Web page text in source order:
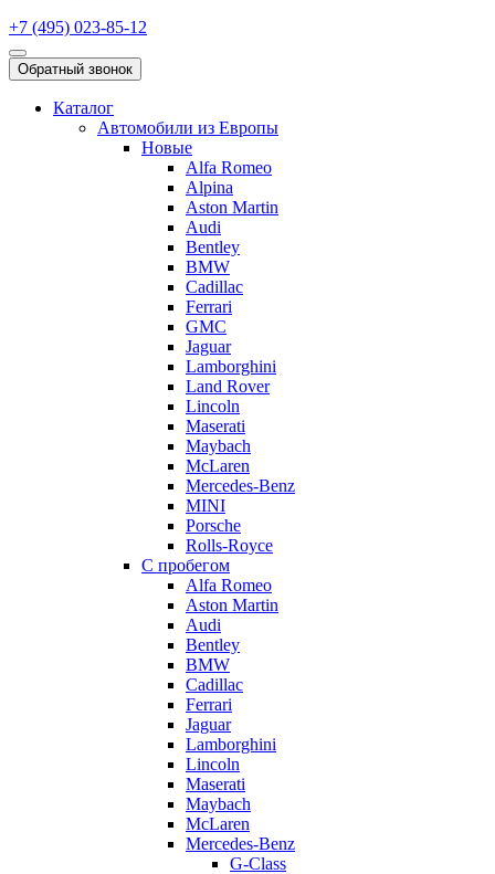
+7 (495) 023-85-12
Обратный звонок
Каталог
Автомобили из Европы
Новые
Alfa Romeo
Alpina
Aston Martin
Audi
Bentley
BMW
Cadillac
Ferrari
GMC
Jaguar
Lamborghini
Land Rover
Lincoln
Maserati
Maybach
McLaren
Mercedes-Benz
MINI
Porsche
Rolls-Royce
С пробегом
Alfa Romeo
Aston Martin
Audi
Bentley
BMW
Cadillac
Ferrari
Jaguar
Lamborghini
Lincoln
Maserati
Maybach
McLaren
Mercedes-Benz
G-Class